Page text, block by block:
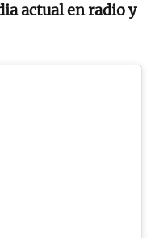
actual en radio y